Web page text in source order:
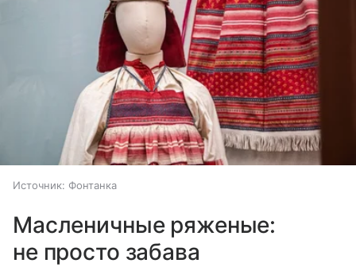
Источник: Фонтанка
Масленичные ряженые:
не просто забава